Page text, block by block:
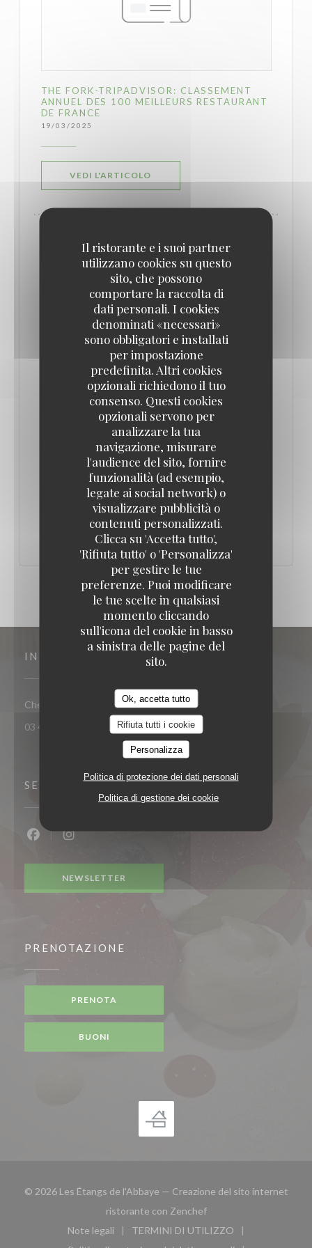
Il ristorante e i suoi partner
utilizzano cookies su questo
sito, che possono
comportare la raccolta di
dati personali. I cookies
denominati «necessari»
sono obbligatori e installati
per impostazione
predefinita. Altri cookies
opzionali richiedono il tuo
consenso. Questi cookies
opzionali servono per
analizzare la tua
navigazione, misurare
l'audience del sito, fornire
funzionalità (ad esempio,
legate ai social network) o
visualizzare pubblicità o
contenuti personalizzati.
Clicca su 'Accetta tutto',
'Rifiuta tutto' o 'Personalizza'
per gestire le tue
preferenze. Puoi modificare
le tue scelte in qualsiasi
momento cliccando
sull'icona del cookie in basso
a sinistra delle pagine del
sito.
Ok, accetta tutto
Rifiuta tutti i cookie
Personalizza
Politica di protezione dei dati personali
Politica di gestione dei cookie
THE FORK-TRIPADVISOR: CLASSEMENT
ANNUEL DES 100 MEILLEURS RESTAURANT
DE FRANCE
19/03/2025
VEDI L'ARTICOLO
ELU MEILLEUR RESTAURANT DE L OISE
LEGGI L'ARTICOLO((APRE UNA NUOVA FINESTRA))
VEDI L'ARTICOLO ((APRE UNA NUOVA FINESTRA))
INDIRIZZO
Chemin de l'Abbaye 60126 Longueil-Sainte-Marie
03 44 90 24 27
SEGUICI
NEWSLETTER
PRENOTAZIONE
PRENOTA
BUONI
© 2026 Les Étangs de l'Abbaye — Creazione del sito internet
ristorante con Zenchef((apre una nuova
Note legali
((apre una nuova finestra))
TERMINI DI UTILIZZO
((apre una nuova finestra))
Les Étangs de l'Abbaye